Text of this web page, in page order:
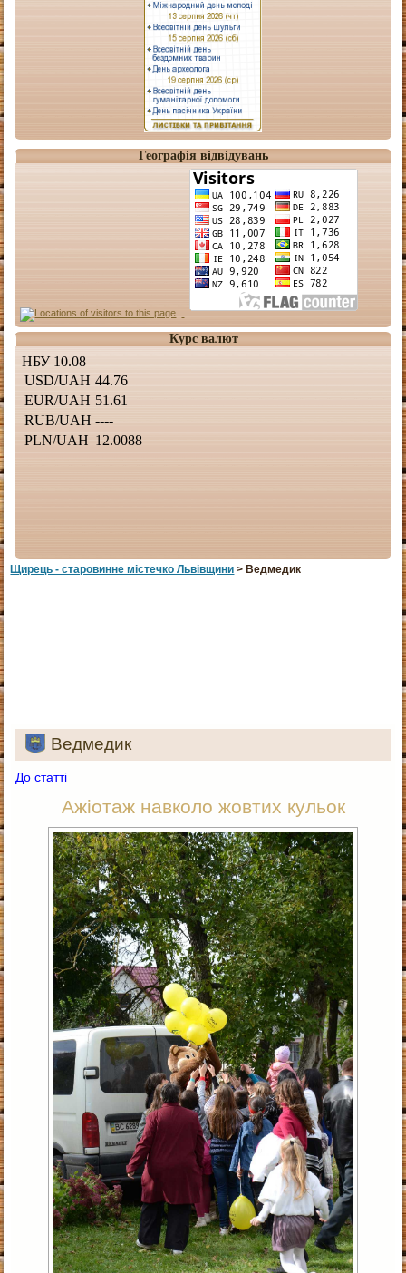
Географія відвідувань
Курс валют
Щирець - старовинне мiстечко Львiвщини > Ведмедик
Ведмедик
До статті
Ажіотаж навколо жовтих кульок